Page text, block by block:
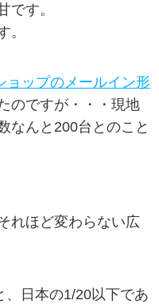
です。
。
ョップのメールイン形
のですが・・・現地
なんと200台とのこと
れほど変わらない広
、日本の1/20以下であ